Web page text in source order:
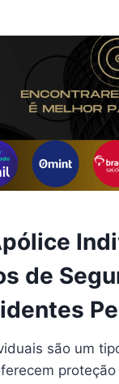
de
são um